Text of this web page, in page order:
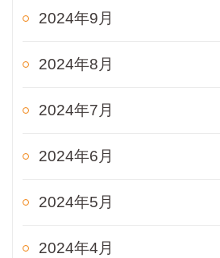
2024年9月
2024年8月
2024年7月
2024年6月
2024年5月
2024年4月